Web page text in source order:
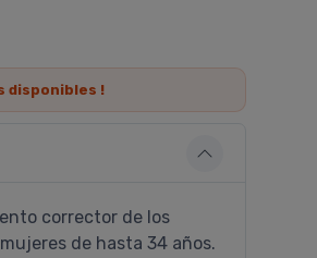
disponibles !
corrector de los
de hasta 34 años.